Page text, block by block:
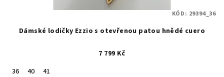
Dámské lodičky Ezzio s otevřenou patou hnědé cuero
7 799 Kč
36
40
41
KÓD: 29394_36